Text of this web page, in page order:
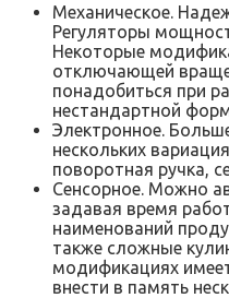
Механическое.
Регуляторы
Некоторые
отключающей
понадобиться при
нестандартной
Электронное.
нескольких
поворотная ручка,
Сенсорное. Можно
задавая время
наименований
также сложные
модификациях
внести в память